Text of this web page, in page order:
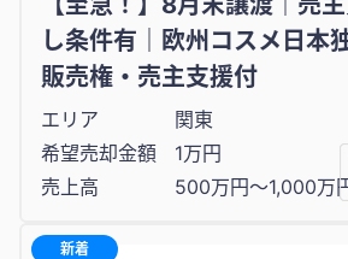
し条件有｜欧州コスメ日本
販売権・売主支援付
エリア
関東
希望売却金額
1万円
売上高
500万円〜1,000万
新着